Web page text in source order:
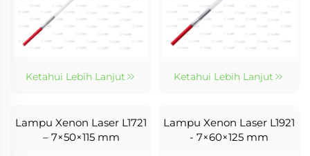
Ketahui Lebih Lanjut Ketahui Lebih Lanjut
Lampu Xenon Laser L1721
– 7×50×115 mm
Lampu Xenon Laser L1921
- 7×60×125 mm